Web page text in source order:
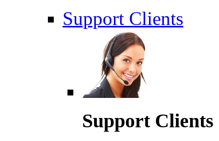
Support Clients
Support Clients